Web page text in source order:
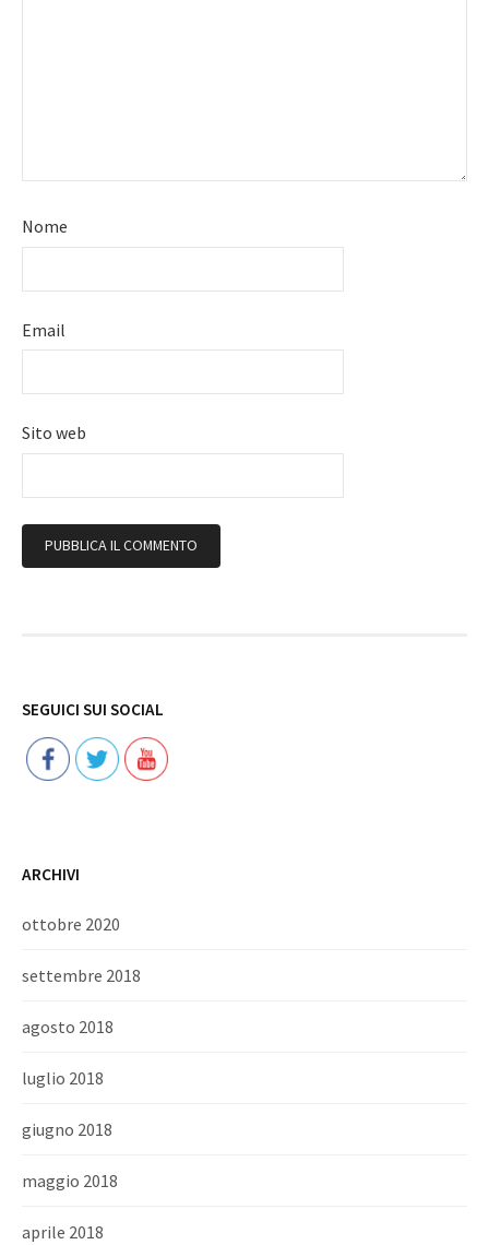
Nome
Email
Sito web
SEGUICI SUI SOCIAL
ARCHIVI
ottobre 2020
settembre 2018
agosto 2018
luglio 2018
giugno 2018
maggio 2018
aprile 2018